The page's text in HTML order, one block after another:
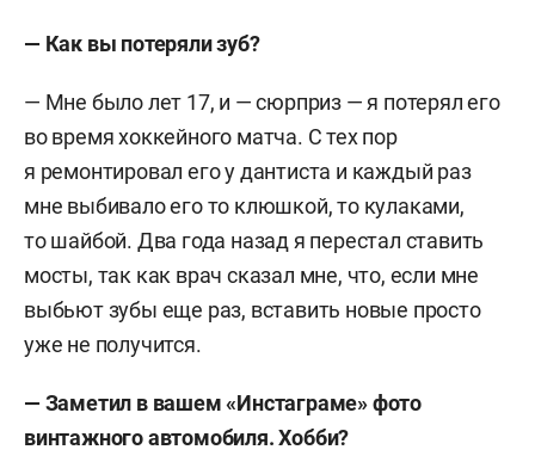
— Как вы потеряли зуб?
— Мне было лет 17, и — сюрприз — я потерял его
во время хоккейного матча. С тех пор
я ремонтировал его у дантиста и каждый раз
мне выбивало его то клюшкой, то кулаками,
то шайбой. Два года назад я перестал ставить
мосты, так как врач сказал мне, что, если мне
выбьют зубы еще раз, вставить новые просто
уже не получится.
— Заметил в вашем «Инстаграме» фото
винтажного автомобиля. Хобби?